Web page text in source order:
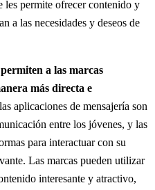
les permite ofrecer contenido y
a las necesidades y deseos de
a las marcas
más directa e
aplicaciones de mensajería son
entre los jóvenes, y las
para interactuar con su
Las marcas pueden utilizar
interesante y atractivo,